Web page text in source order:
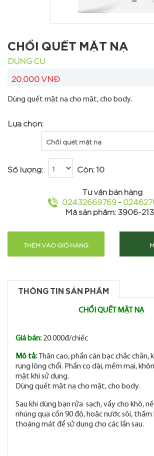
CHỔI QUẾT MẶT NẠ
DỤNG CỤ
20.000 VNĐ
Dùng quết mặt nạ cho mặt, cho body.
Lựa chọn:
Số lượng:
Còn: 10
Tư vấn bán hàng
02432669769-
Mã sản phẩm: 3906-
THÊM VÀO GIỎ HÀNG
THÔNG TIN SẢN PHẨM
CHỔI QUẾT MẶT NẠ
Giá bán: 20.000đ/chiếc
Mô tả: Thân cao, phần cán bạc chắc chắn,
rụng lông chổi. Phần cọ dài, mềm mại,
mặt khi sử dụng.
Dùng quết mặt nạ cho mặt, cho body.
Sau khi dùng bạn rửa sạch, vẩy cho khô,
nhúng qua cồn 90 độ, hoặc nước sôi, thấm
thoáng mát để sử dụng cho các lần sau.